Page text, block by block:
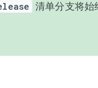
清单分支将始